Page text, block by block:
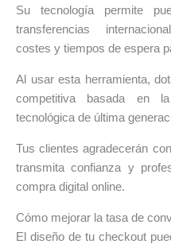
Su tecnología permite
transferencias
costes y tiempos de espera
Al usar esta herramienta,
competitiva basada en
tecnológica de última
Tus clientes agradecerán
transmita confianza y
compra digital online.
Cómo mejorar la tasa de
El diseño de tu checkout